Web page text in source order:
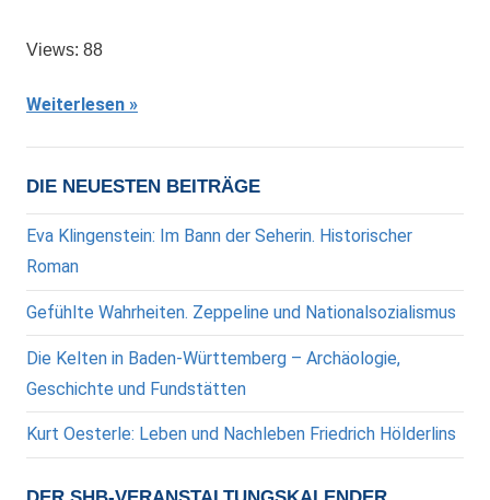
Views: 88
Weiterlesen
DIE NEUESTEN BEITRÄGE
Eva Klingenstein: Im Bann der Seherin. Historischer
Roman
Gefühlte Wahrheiten. Zeppeline und Nationalsozialismus
Die Kelten in Baden-Württemberg – Archäologie,
Geschichte und Fundstätten
Kurt Oesterle: Leben und Nachleben Friedrich Hölderlins